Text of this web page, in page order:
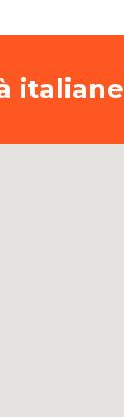
italiane